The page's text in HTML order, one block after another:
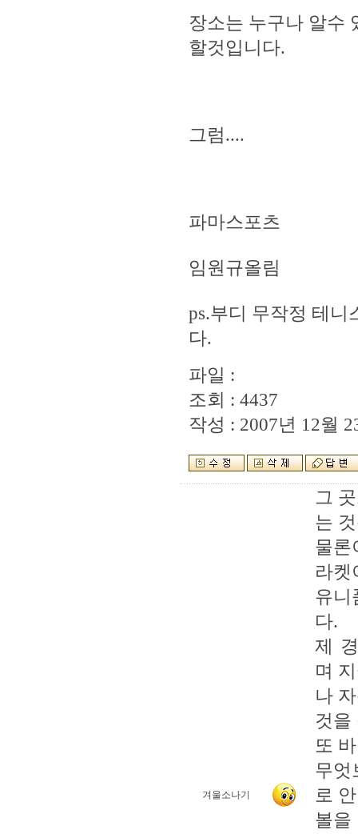
장소는 누구나 알수
할것입니다.
그럼....
파마스포츠
임원규올림
ps.부디 무작정 테니
다.
파일 :
조회 : 4437
작성 : 2007년 12월
겨울소나기
그
는
물론
라켓
유니
다.
제
며
나
것을
또
무엇
로
볼을